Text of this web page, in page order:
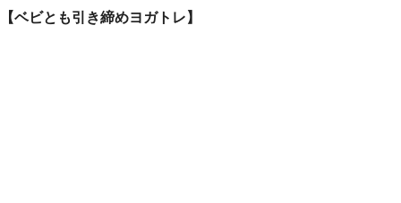
【ベビとも引き締めヨガトレ】